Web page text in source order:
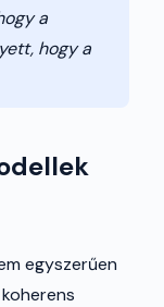
a
hogy a
egyszerűen